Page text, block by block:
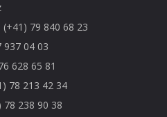
79 840 68 23
937 04 03
628 65 81
78 213 42 34
78 238 90 38